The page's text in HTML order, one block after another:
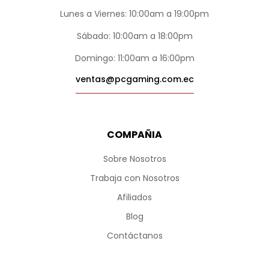
COMPAÑIA
Sobre Nosotros
Trabaja con Nosotros
Afiliados
Blog
Contáctanos
Lunes a Viernes: 10:00am a 19:00pm
Sábado: 10:00am a 18:00pm
Domingo: 11:00am a 16:00pm
ventas@pcgaming.com.ec